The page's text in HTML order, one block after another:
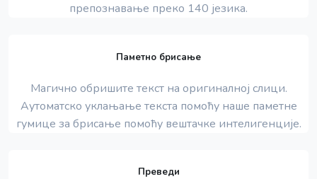
препознавање преко 140 језика.
Паметно брисање
Магично обришите текст на оригиналној слици.
Аутоматско уклањање текста помоћу наше паметне
гумице за брисање помоћу вештачке интелигенције.
Преведи